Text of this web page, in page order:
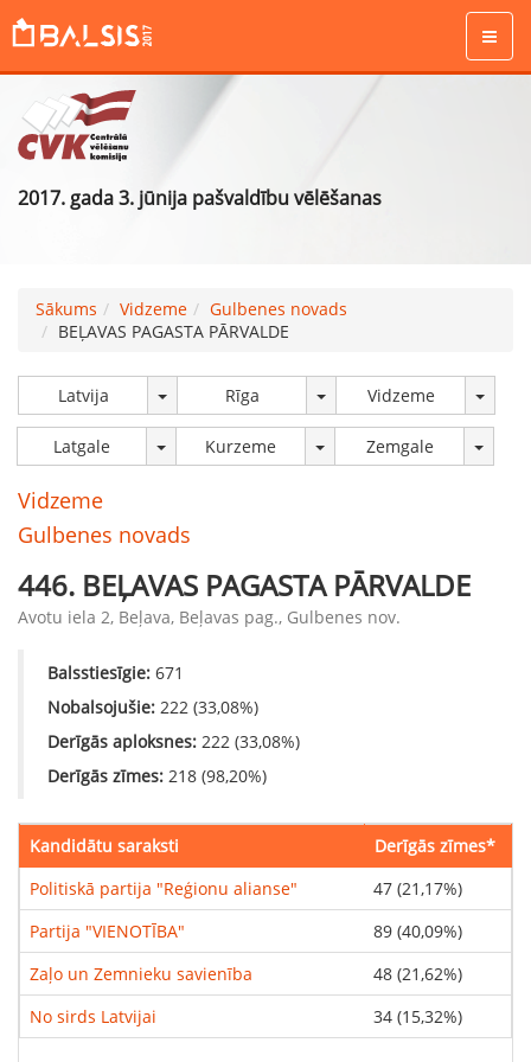
2017. gada 3. jūnija pašvaldību vēlēšanas
Sākums Vidzeme
Gulbenes novads
BEĻAVAS PAGASTA PĀRVALDE
Latvija Rīga Vidzeme
Latgale Kurzeme Zemgale
Vidzeme
Gulbenes novads
446. BEĻAVAS PAGASTA PĀRVALDE
Avotu iela 2, Beļava, Beļavas pag., Gulbenes nov.
Balsstiesīgie: 671
Nobalsojušie: 222 (33,08%)
Derīgās aploksnes: 222 (33,08%)
Derīgās zīmes: 218 (98,20%)
Kandidātu saraksti Derīgās zīmes*
Politiskā partija "Reģionu alianse"
47 (21,17%)
Partija "VIENOTĪBA"
89 (40,09%)
Zaļo un Zemnieku savienība
48 (21,62%)
No sirds Latvijai
34 (15,32%)